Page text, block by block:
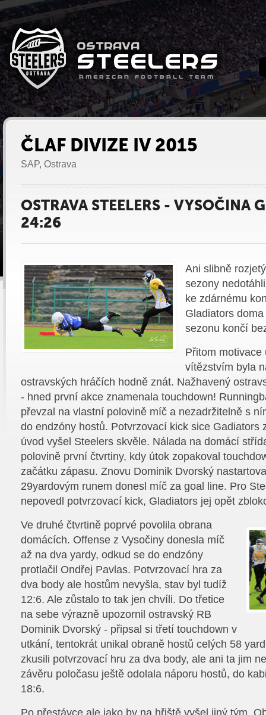
ČLAF DIVIZE IV 2015
SAP, Ostrava
OSTRAVA STEELERS - VYSOČINA
24:26
Ani slibně
sezony
ke zdárnému
Gladiators
sezonu končí
Přitom motivace
vítězstvím byla
ostravských hráčích hodně znát. Nažhavený
- hned první akce znamenala touchdown!
převzal na vlastní polovině míč a nezadržitelně s
do endzóny hostů. Potvrzovací kick sice Gadiators
úvod vyšel Steelers skvěle. Nálada na domácí
polovině první čtvrtiny, kdy útok zopakoval
začátku zápasu. Znovu Dominik Dvorský
29yardovým runem donesl míč za goal line. Pro
nepovedl potvrzovací kick, Gladiators jej opět
Ve druhé čtvrtině poprvé povolila obrana
domácích. Offense z Vysočiny donesla míč
až na dva yardy, odkud se do endzóny
protlačil Ondřej Pavlas. Potvrzovací hra za
dva body ale hostům nevyšla, stav byl tudíž
12:6. Ale zůstalo to tak jen chvíli. Do třetice
na sebe výrazně upozornil ostravský RB
Dominik Dvorský - připsal si třetí touchdown v
utkání, tentokrát unikal obraně hostů celých 58
zkusili potvrzovací hru za dva body, ale ani ta jim
závěru poločasu ještě odolala náporu hostů, do
18:6.
Po přestávce ale jako by na hřiště vyšel jiný tým.